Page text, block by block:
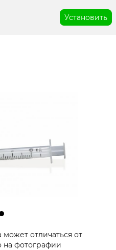
Установить
отличаться от
на фотографии